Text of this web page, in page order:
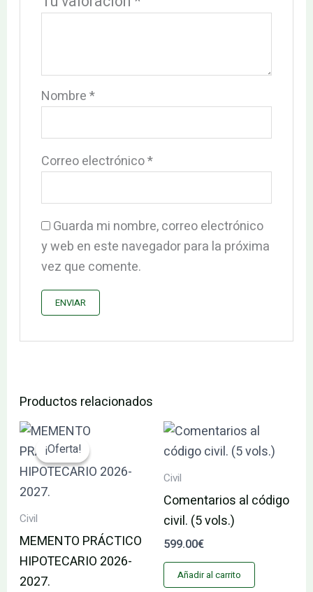
Nombre*
Correo electrónico*
Guarda mi nombre, correo electrónico
y web en este navegador para la próxima
vez que comente.
Productos relacionados
¡Oferta!
¡Oferta!
Civil
MEMENTO PRÁCTICO
HIPOTECARIO 2026-
2027.
El
precio
original
era:
El
actual
es:
Civil
Comentarios al código
civil. (5 vols.)
599.00€
Añadir al carrito